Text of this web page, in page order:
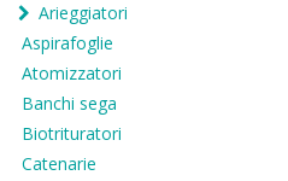
Arieggiatori
Aspirafoglie
Atomizzatori
Banchi sega
Biotrituratori
Catenarie